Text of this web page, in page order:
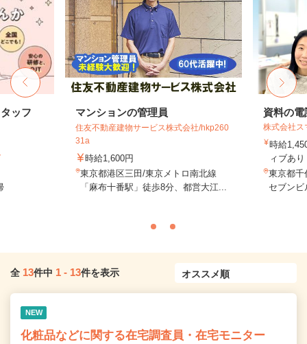
ッフ マンションの管理員
住友不動産建物サービス株式会社/hkp260
31a
時給1,600円
東京都港区三田/東京メトロ南北線
「麻布十番駅」徒歩8分、都営大江...
資料の
株式会社ス
時給
ィブあ
東京都
セブン
全 13件中 1 - 13件を表示
NEW
化粧品などに関する在宅調査員・在宅モニター